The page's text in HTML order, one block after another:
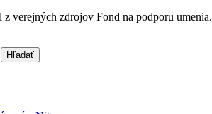
verejných zdrojov Fond na podporu umenia.
Hľadať